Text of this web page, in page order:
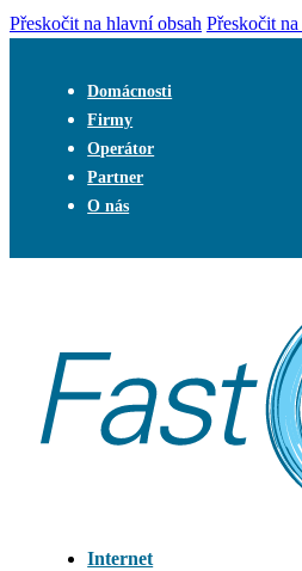
Přeskočit na hlavní obsah Přeskočit
Domácnosti
Firmy
Operátor
Partner
O nás
Internet